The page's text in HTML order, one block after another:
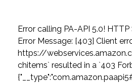
Error calling PA-API 5.0!
Error Message: [403] Client
https://
chitems` resulted in a `403